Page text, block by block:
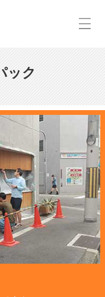
ック